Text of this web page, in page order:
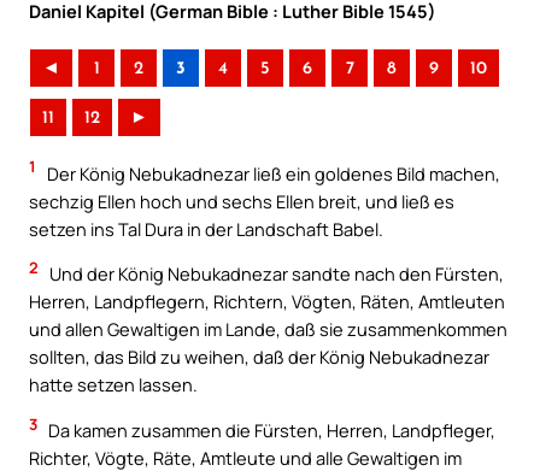
Daniel Kapitel (German Bible : Luther Bible 1545)
◄ 1 2 3 4 5 6 7 8 9 10
11 12 ►
1
Der König Nebukadnezar ließ ein goldenes Bild machen,
sechzig Ellen hoch und sechs Ellen breit, und ließ es
setzen ins Tal Dura in der Landschaft Babel.
2
Und der König Nebukadnezar sandte nach den Fürsten,
Herren, Landpflegern, Richtern, Vögten, Räten, Amtleuten
und allen Gewaltigen im Lande, daß sie zusammenkommen
sollten, das Bild zu weihen, daß der König Nebukadnezar
hatte setzen lassen.
3 Da kamen zusammen die Fürsten, Herren, Landpfleger,
Richter, Vögte, Räte, Amtleute und alle Gewaltigen im